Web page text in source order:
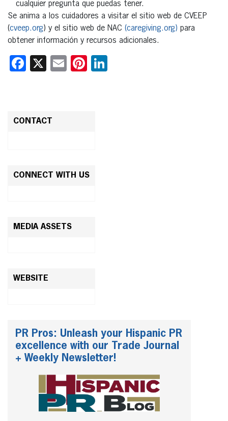
cualquier pregunta que puedas tener.
Se anima a los cuidadores a visitar el sitio web de CVEEP
(cveep.org) y el sitio web de NAC (caregiving.org) para
obtener información y recursos adicionales.
Facebook
X EmailPinterest
CONTACT
CONNECT WITH US
MEDIA ASSETS
WEBSITE
PR Pros: Unleash your Hispanic PR
excellence with our Trade Journal
+ Weekly Newsletter!